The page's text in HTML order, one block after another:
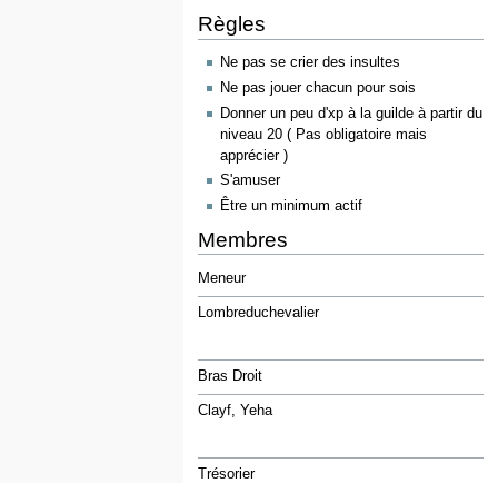
Règles
Ne pas se crier des insultes
Ne pas jouer chacun pour sois
Donner un peu d'xp à la guilde à partir du
niveau 20 ( Pas obligatoire mais
apprécier )
S'amuser
Être un minimum actif
Membres
Meneur
Lombreduchevalier
Bras Droit
Clayf, Yeha
Trésorier